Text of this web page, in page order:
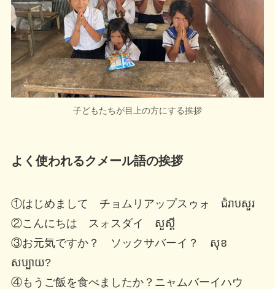
子どもたちが目上の方にする挨拶
よく使われるクメール語の挨拶
①はじめまして チョムリアップスゥォ ជំរាបសួរ
②こんにちは スォスダイ សួស្តី
③お元気ですか？ ソックサバーイ？ សុខ
សប្បាយ?
④もうご飯を食べましたか？ニャムバーイハウ